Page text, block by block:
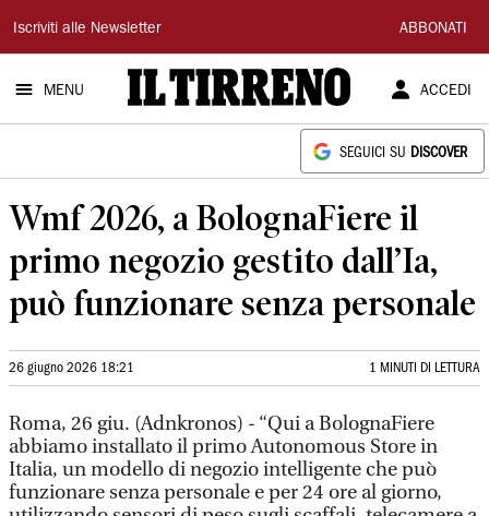
Il
Tirreno
Iscriviti alle Newsletter ABBONATI
MENU ACCEDI
SEGUICI SU DISCOVER
Wmf 2026, a BolognaFiere il
primo negozio gestito dall’Ia,
può funzionare senza personale
26 giugno 2026 18:21 1 MINUTI DI LETTURA
Roma, 26 giu. (Adnkronos) - “Qui a BolognaFiere
abbiamo installato il primo Autonomous Store in
Italia, un modello di negozio intelligente che può
funzionare senza personale e per 24 ore al giorno,